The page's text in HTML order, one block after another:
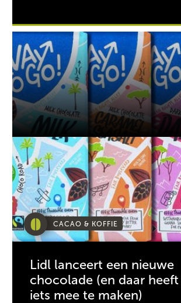
CACAO & KOFFIE
Lidl lanceert een nieuwe
chocolade (en daar
iets mee te maken)